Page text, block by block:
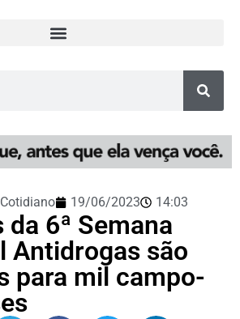
Cotidiano 19/06/2023 14:03
6ª Semana
Antidrogas são
para mil campo-